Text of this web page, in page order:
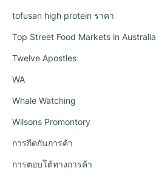
tofusan high protein ราคา
Top Street Food Markets in Australia
Twelve Apostles
WA
Whale Watching
Wilsons Promontory
การกีดกันการค้า
การตอบโต้ทางการค้า